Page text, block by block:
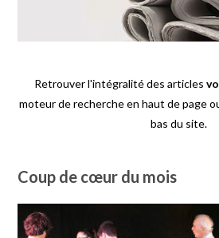
Retrouver l'intégralité des articles
moteur de recherche en haut de page
bas du site.
Coup de cœur du mois